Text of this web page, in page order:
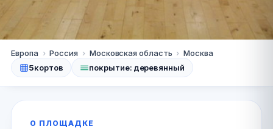
Москва
ФОК "Семья"
★★★★★3.0
+7 (999) 841-52-98
Европа › Россия › Московская область › Москва
5кортов покрытие: деревянный
О ПЛОЩАДКЕ